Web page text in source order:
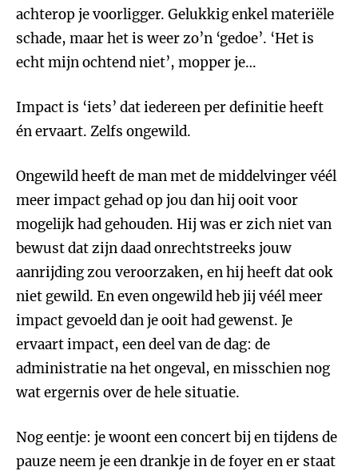
achterop je voorligger. Gelukkig enkel materiële
schade, maar het is weer zo’n ‘gedoe’. ‘Het is
echt mijn ochtend niet’, mopper je…
Impact is ‘iets’ dat iedereen per definitie heeft
én ervaart. Zelfs ongewild.
Ongewild heeft de man met de middelvinger véél
meer impact gehad op jou dan hij ooit voor
mogelijk had gehouden. Hij was er zich niet van
bewust dat zijn daad onrechtstreeks jouw
aanrijding zou veroorzaken, en hij heeft dat ook
niet gewild. En even ongewild heb jij véél meer
impact gevoeld dan je ooit had gewenst. Je
ervaart impact, een deel van de dag: de
administratie na het ongeval, en misschien nog
wat ergernis over de hele situatie.
Nog eentje: je woont een concert bij en tijdens de
pauze neem je een drankje in de foyer en er staat